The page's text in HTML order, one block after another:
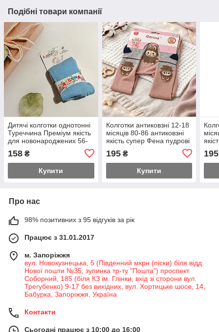
Подібні товари компанії
Дитячі колготки однотонні
Туреччина Преміум якість
для новонароджених 56-
158 ₴
Купити
Колготки антиковзні 12-18
місяців 80-86 антиковзні
якість супер Фена пудрові
195₴
Купити
195
Про нас
98% позитивних з 95 відгуків за рік
Працює з 31.01.2017
м. Запоріжжя
вул. Новокузнецька, 5 (Південний мкрн (піски) біля відд.
Нової пошти №35, зупинка тр-ту "Пошта") проспект
Соборний, 185 (біля КЗ ім. Глінки, вхід зі сторони вул.
Трегубенко) 9-17 без вихідних, вул. Хортицьке шосе, 14,
Бабурка, Запоріжжя, Україна
Контакти
Сьогодні працює з 10:00 до 16:00